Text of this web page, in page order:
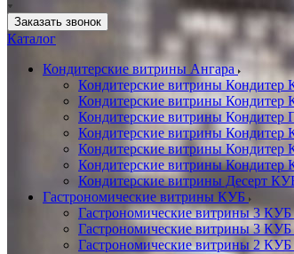
Заказать звонок
Каталог
Кондитерские витрины Ангара
Кондитерские витрины Кондитер
Кондитерские витрины Кондитер
Кондитерские витрины Кондитер
Кондитерские витрины Кондитер
Кондитерские витрины Кондитер
Кондитерские витрины Кондитер
Кондитерские витрины Десерт
Гастрономические витрины КУБ
Гастрономические витрины 3
Гастрономические витрины 3
Гастрономические витрины 2